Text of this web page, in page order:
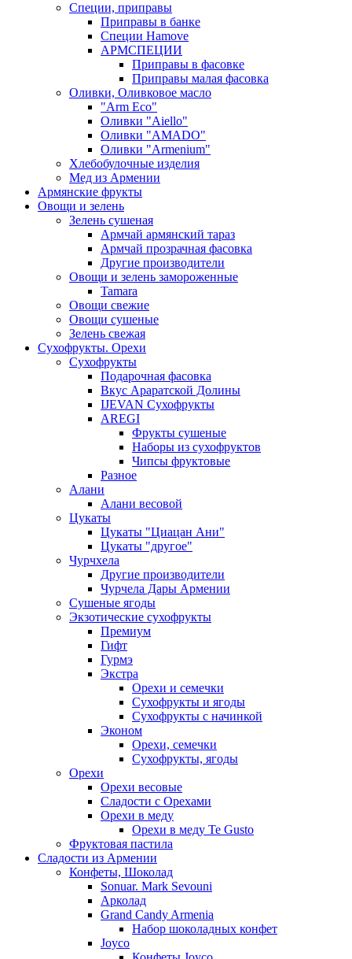
Специи, приправы
Приправы в банке
Специи Hamove
АРМСПЕЦИИ
Приправы в фасовке
Приправы малая фасовка
Оливки, Оливковое масло
"Arm Eco"
Оливки "Aiello"
Оливки "AMADO"
Оливки "Armenium"
Хлебобулочные изделия
Мед из Армении
Армянские фрукты
Овощи и зелень
Зелень сушеная
Армчай армянский тараз
Армчай прозрачная фасовка
Другие производители
Овощи и зелень замороженные
Tamara
Овощи свежие
Овощи сушеные
Зелень свежая
Сухофрукты. Орехи
Сухофрукты
Подарочная фасовка
Вкус Араратской Долины
IJEVAN Сухофрукты
AREGI
Фрукты сушеные
Наборы из сухофруктов
Чипсы фруктовые
Разное
Алани
Алани весовой
Цукаты
Цукаты "Циацан Ани"
Цукаты "другое"
Чурчхела
Другие производители
Чурчела Дары Армении
Сушеные ягоды
Экзотические сухофрукты
Премиум
Гифт
Гурмэ
Экстра
Орехи и семечки
Сухофрукты и ягоды
Сухофрукты с начинкой
Эконом
Орехи, семечки
Сухофрукты, ягоды
Орехи
Орехи весовые
Сладости с Орехами
Орехи в меду
Орехи в меду Te Gusto
Фруктовая пастила
Сладости из Армении
Конфеты, Шоколад
Sonuar. Mark Sevouni
Арколад
Grand Candy Armenia
Набор шоколадных конфет
Joyco